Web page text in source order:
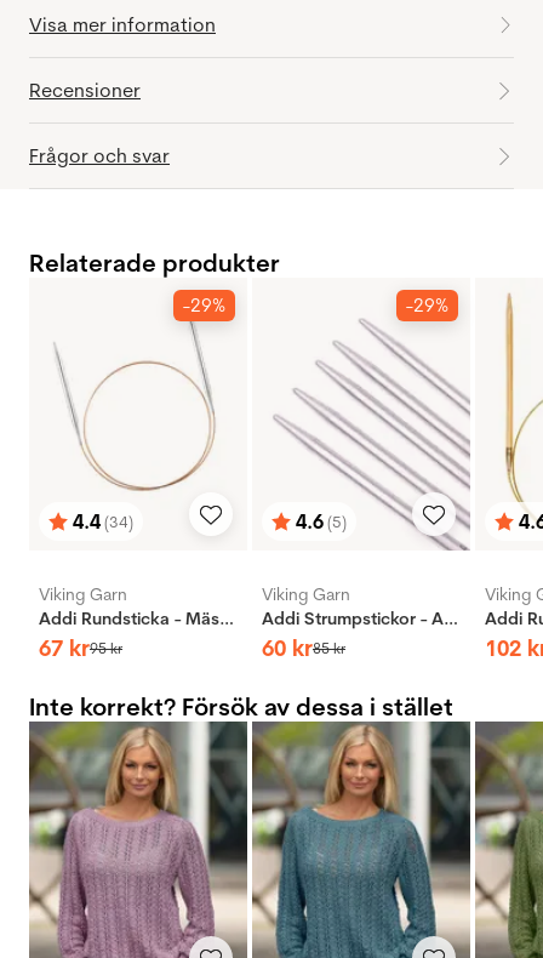
Visa mer information
Recensioner
Frågor och svar
Relaterade produkter
-29%
Betyg:
4.4(34)
utav 5 stjärnor
Viking Garn
Addi Rundsticka - Mässing
67 kr95kr
-29%
Betyg:
4.6(5)
utav 5 stjärnor
Viking Garn
Addi Strumpstickor - Aluminium
60 kr85kr
utav
Viking
102
Inte korrekt? Försök av dessa i stället